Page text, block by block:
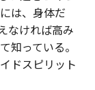
は、身体だ
なければ高み
知っている。
ドスピリット